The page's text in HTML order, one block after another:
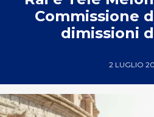
Commissione
dimissioni
2 LUGLIO